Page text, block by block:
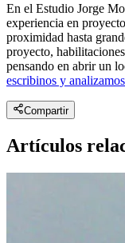
En el Estudio Jorge
experiencia en
proximidad hasta
proyecto,
pensando en abrir un
escribinos y
Compartir
Artículos